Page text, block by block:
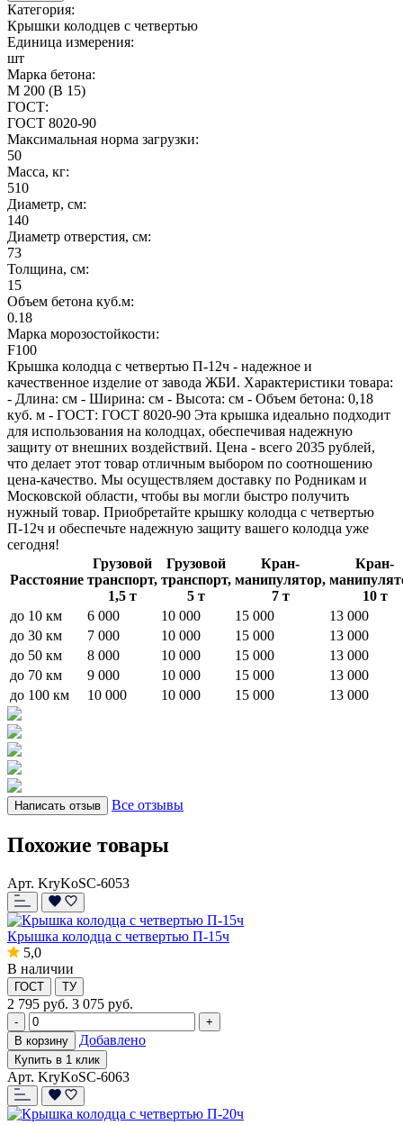
Категория:
Крышки колодцев с четвертью
Единица измерения:
шт
Марка бетона:
М 200 (В 15)
ГОСТ:
ГОСТ 8020-90
Максимальная норма загрузки:
50
Масса, кг:
510
Диаметр, см:
140
Диаметр отверстия, см:
73
Толщина, см:
15
Объем бетона куб.м:
0.18
Марка морозостойкости:
F100
Крышка колодца с четвертью П-12ч - надежное и
качественное изделие от завода ЖБИ. Характеристики товара:
- Длина: см - Ширина: см - Высота: см - Объем бетона: 0,18
куб. м - ГОСТ: ГОСТ 8020-90 Эта крышка идеально подходит
для использования на колодцах, обеспечивая надежную
защиту от внешних воздействий. Цена - всего 2035 рублей,
что делает этот товар отличным выбором по соотношению
цена-качество. Мы осуществляем доставку по Родникам и
Московской области, чтобы вы могли быстро получить
нужный товар. Приобретайте крышку колодца с четвертью
П-12ч и обеспечьте надежную защиту вашего колодца уже
сегодня!
Расстояние
Грузовой
транспорт,
1,5 т
Грузовой
транспорт,
5 т
Кран-
манипулятор,
7 т
Кран-
10 т
до 10 км
6 000 10 000 15 000
13 000
до 30 км
7 000 10 000 15 000
13 000
до 50 км
8 000 10 000 15 000
13 000
до 70 км
9 000 10 000 15 000
13 000
до 100 км
10 000 10 000 15 000 13 000
Написать отзыв Все отзывы
Похожие товары
Арт. KryKoSC-6053
Крышка колодца с четвертью П-15ч
5,0
В наличии
ГОСТ ТУ
2 795 руб. 3 075 руб.
-
+
В корзину
Добавлено
Купить в 1 клик
Арт. KryKoSC-6063